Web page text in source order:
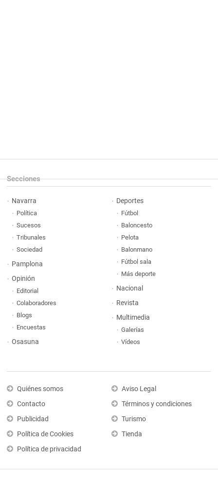
Secciones
Navarra
Política
Sucesos
Tribunales
Sociedad
Pamplona
Opinión
Editorial
Colaboradores
Blogs
Encuestas
Osasuna
Deportes
Fútbol
Baloncesto
Pelota
Balonmano
Fútbol sala
Más deporte
Nacional
Revista
Multimedia
Galerías
Vídeos
Quiénes somos
Contacto
Publicidad
Política de Cookies
Política de privacidad
Aviso Legal
Términos y condiciones
Turismo
Tienda